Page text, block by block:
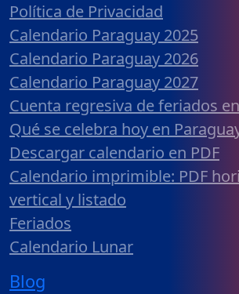
Política de Privacidad
Calendario Paraguay 2025
Calendario Paraguay 2026
Calendario Paraguay 2027
Cuenta regresiva de feriados
Qué se celebra hoy en
Descargar calendario en PDF
Calendario imprimible: PDF
vertical y listado
Feriados
Calendario Lunar
Blog